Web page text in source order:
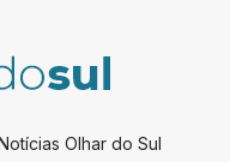
Olhar do Sul